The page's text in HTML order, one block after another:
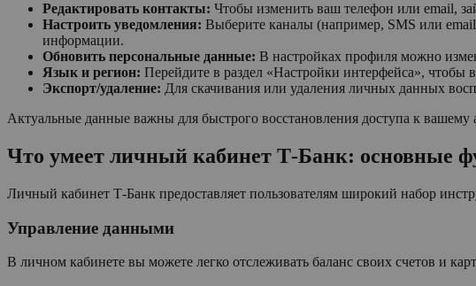
Редактировать контакты: Чтобы изменить ваш телефон или email,
Настроить уведомления: Выберите каналы (например, SMS или
информации.
Обновить персональные данные: В настройках профиля можно
Язык и регион: Перейдите в раздел «Настройки интерфейса», чтобы
Экспорт/удаление: Для скачивания или удаления личных данных
Актуальные данные важны для быстрого восстановления доступа к вашему
Что умеет личный кабинет Т-Банк: основные
Личный кабинет Т-Банк предоставляет пользователям широкий набор
Управление данными
В личном кабинете вы можете легко отслеживать баланс своих счетов и